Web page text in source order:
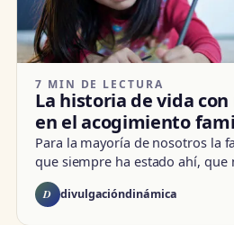
7 MIN DE LECTURA
La historia de vida
en el acogimiento
Para la mayoría de nosotros la
que siempre ha estado ahí, que
D divulgacióndinámica